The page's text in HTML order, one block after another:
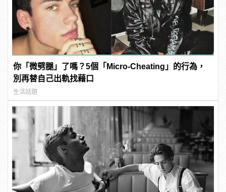
你「微劈腿」了嗎？5個「Micro-Cheating」的行為，
別再替自己出軌找藉口
生活話題